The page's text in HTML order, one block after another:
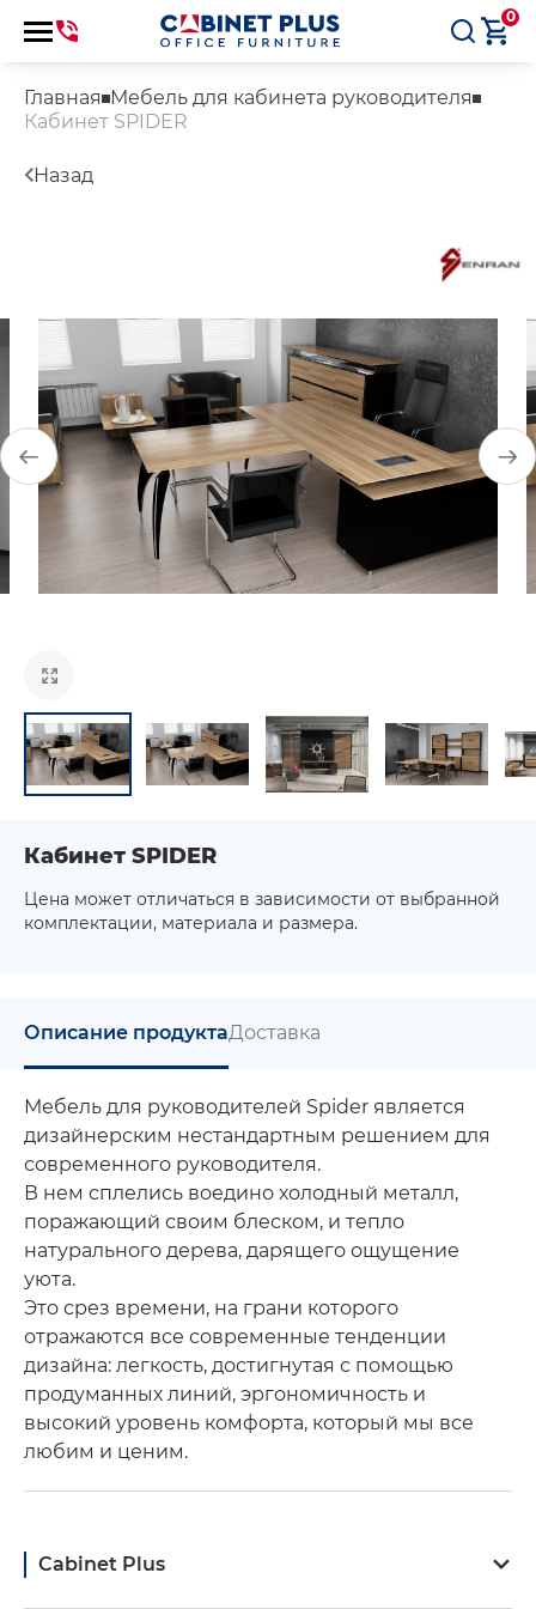
0
Главная Мебель для кабинета руководителя
Кабинет SPIDER
Назад
Кабинет SPIDER
Цена может отличаться в зависимости от выбранной
комплектации, материала и размера.
Описание продуктаДоставка
Мебель для руководителей Spider является
дизайнерским нестандартным решением для
современного руководителя.
В нем сплелись воедино холодный металл,
поражающий своим блеском, и тепло
натурального дерева, дарящего ощущение
уюта.
Это срез времени, на грани которого
отражаются все современные тенденции
дизайна: легкость, достигнутая с помощью
продуманных линий, эргономичность и
высокий уровень комфорта, который мы все
любим и ценим.
Cabinet Plus